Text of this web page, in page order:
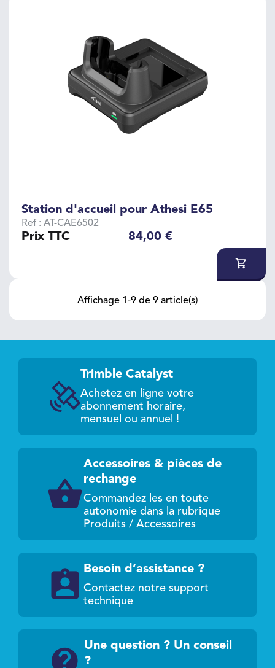
Station d'accueil pour Athesi E65
Ref : AT-CAE6502
Prix TTC 84,00 €
Affichage 1-9 de 9 article(s)
Trimble Catalyst
Achetez en ligne votre
abonnement horaire,
mensuel ou annuel !
Accessoires & pièces de
rechange
Commandez les en toute
autonomie dans la rubrique
Produits / Accessoires
Besoin d’assistance ?
Contactez notre support
technique
Une question ? Un conseil
?